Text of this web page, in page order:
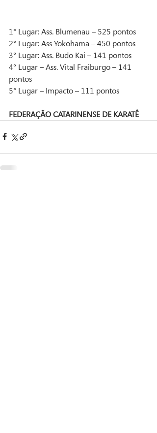
1° Lugar: Ass. Blumenau – 525 pontos
2° Lugar: Ass Yokohama – 450 pontos
3° Lugar: Ass. Budo Kai – 141 pontos
4° Lugar – Ass. Vital Fraiburgo – 141
pontos
5° Lugar – Impacto – 111 pontos
FEDERAÇÃO CATARINENSE DE KARATÊ